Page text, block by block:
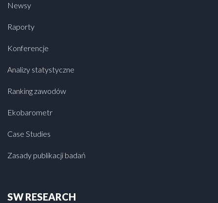
Newsy
Raporty
Konferencje
Analizy statystyczne
Ranking zawodów
Ekobarometr
Case Studies
Zasady publikacji badań
SW RESEARCH